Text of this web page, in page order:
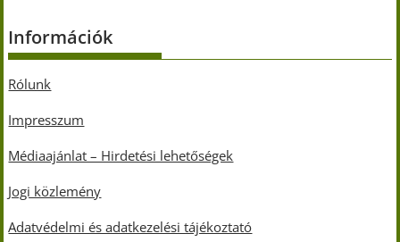
Információk
Rólunk
Impresszum
Médiaajánlat – Hirdetési lehetőségek
Jogi közlemény
Adatvédelmi és adatkezelési tájékoztató